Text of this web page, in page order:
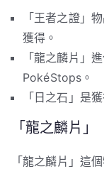
「王者之證」
獲得。
「龍之麟片」
PokéStops。
「日之石」是
「龍之麟片」
「龍之麟片」這